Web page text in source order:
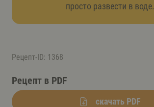
просто развести в воде.
Рецепт-ID: 1368
Рецепт в PDF
скачать PDF